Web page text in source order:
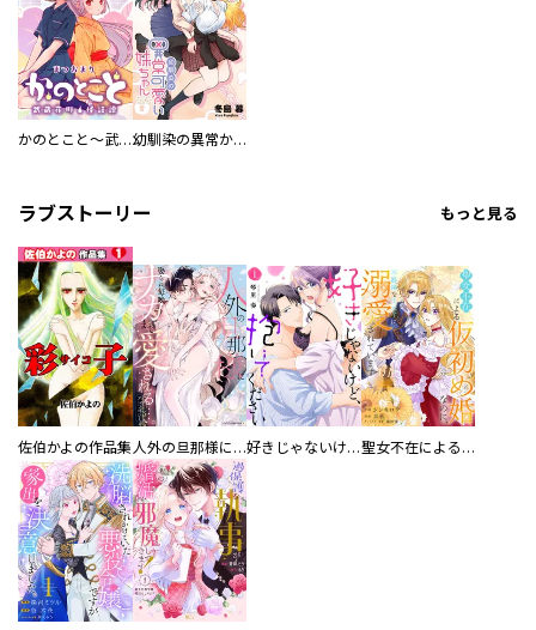
かのとこと～武蔵花町怪話譚～ 【連載版】 幼馴染の異常かわいい妹ちゃん 【連載版】
ラブストーリー もっと見る
佐伯かよの作品集 人外の旦那様に娶られ毎晩ナカまで愛される…。アンソロジー 好きじゃないけど、抱いてください【電子単行本版／特典おまけ付き】 聖女不在による仮初め婚なのに、不器用な王太子に溺愛されています【電子単行本版／特典おまけ付き】